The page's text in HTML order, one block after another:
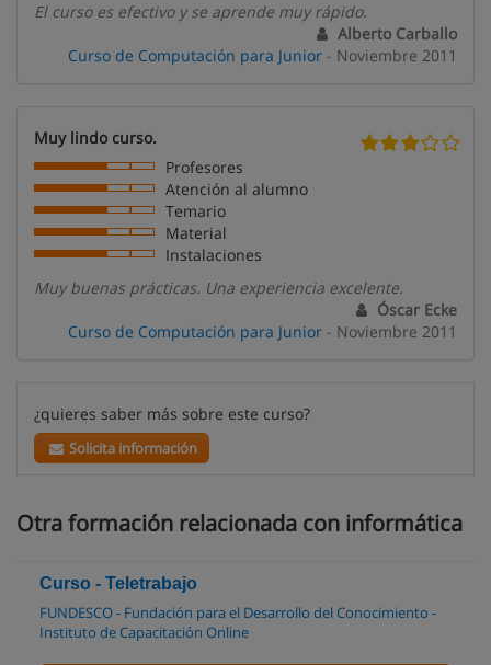
El curso es efectivo y se aprende muy rápido.
Alberto Carballo
Curso de Computación para Junior - Noviembre 2011
Muy lindo curso.
Profesores
Atención al alumno
Temario
Material
Instalaciones
Muy buenas prácticas. Una experiencia excelente.
Óscar Ecke
Curso de Computación para Junior - Noviembre 2011
¿quieres saber más sobre este curso?
Solicita información
Otra formación relacionada con informática
Curso - Teletrabajo
FUNDESCO - Fundación para el Desarrollo del Conocimiento -
Instituto de Capacitación Online